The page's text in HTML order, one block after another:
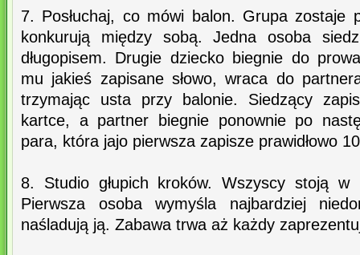
7. Posłuchaj, co mówi balon. Grupa zostaje
konkurują między sobą. Jedna osoba
długopisem. Drugie dziecko biegnie do
mu jakieś zapisane słowo, wraca do
trzymając usta przy balonie. Siedzący
kartce, a partner biegnie ponownie po
para, która jajo pierwsza zapisze prawidłowo 10
8. Studio głupich kroków. Wszyscy stoją
Pierwsza osoba wymyśla najbardziej
naśladują ją. Zabawa trwa aż każdy